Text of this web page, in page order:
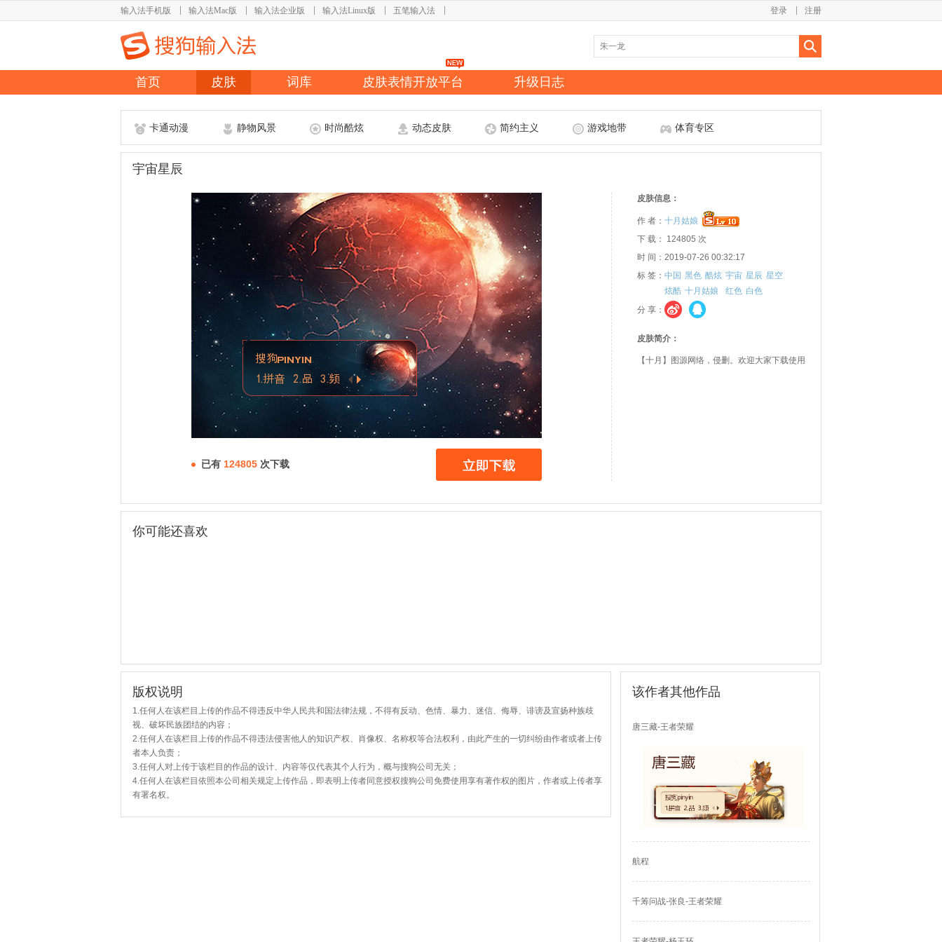
输入法手机版 输入法Mac版 输入法企业版 输入法Linux版 五笔输入法 注册
登录
首页 皮肤 词库 皮肤表情开放平台 升级日志
卡通动漫 静物风景 时尚酷炫 动态皮肤 简约主义 游戏地带 体育专区
宇宙星辰
已有 124805 次下载
皮肤信息：
作 者： 十月姑娘
下 载： 124805 次
时 间：2019-07-26 00:32:17
标 签： 中国 黑色 酷炫 宇宙 星辰 星空
炫酷 十月姑娘 红色 白色
分 享：
皮肤简介：
【十月】图源网络，侵删。欢迎大家下载使用
你可能还喜欢
版权说明
1.任何人在该栏目上传的作品不得违反中华人民共和国法律法规，不得有反动、色情、暴力、迷信、侮辱、诽谤及宣扬种族歧
视、破坏民族团结的内容；
2.任何人在该栏目上传的作品不得违法侵害他人的知识产权、肖像权、名称权等合法权利，由此产生的一切纠纷由作者或者上传
者本人负责；
3.任何人对上传于该栏目的作品的设计、内容等仅代表其个人行为，概与搜狗公司无关；
4.任何人在该栏目依照本公司相关规定上传作品，即表明上传者同意授权搜狗公司免费使用享有著作权的图片，作者或上传者享
有署名权。
该作者其他作品
唐三藏-王者荣耀
航程
千筹问战-张良-王者荣耀